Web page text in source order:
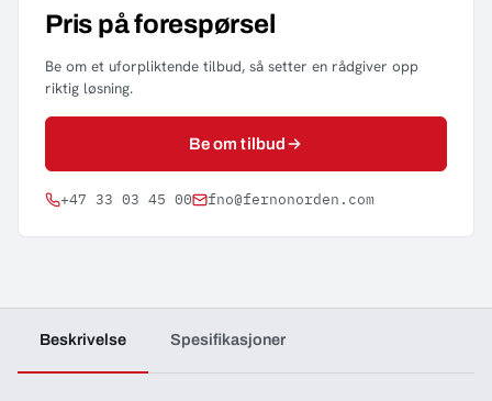
Pris på forespørsel
Be om et uforpliktende tilbud, så setter en rådgiver opp
riktig løsning.
Be om tilbud
+47 33 03 45 00 fno@fernonorden.com
Beskrivelse Spesifikasjoner